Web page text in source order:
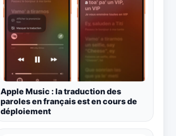
Apple Music : la traduction des
paroles en français est en cours de
déploiement